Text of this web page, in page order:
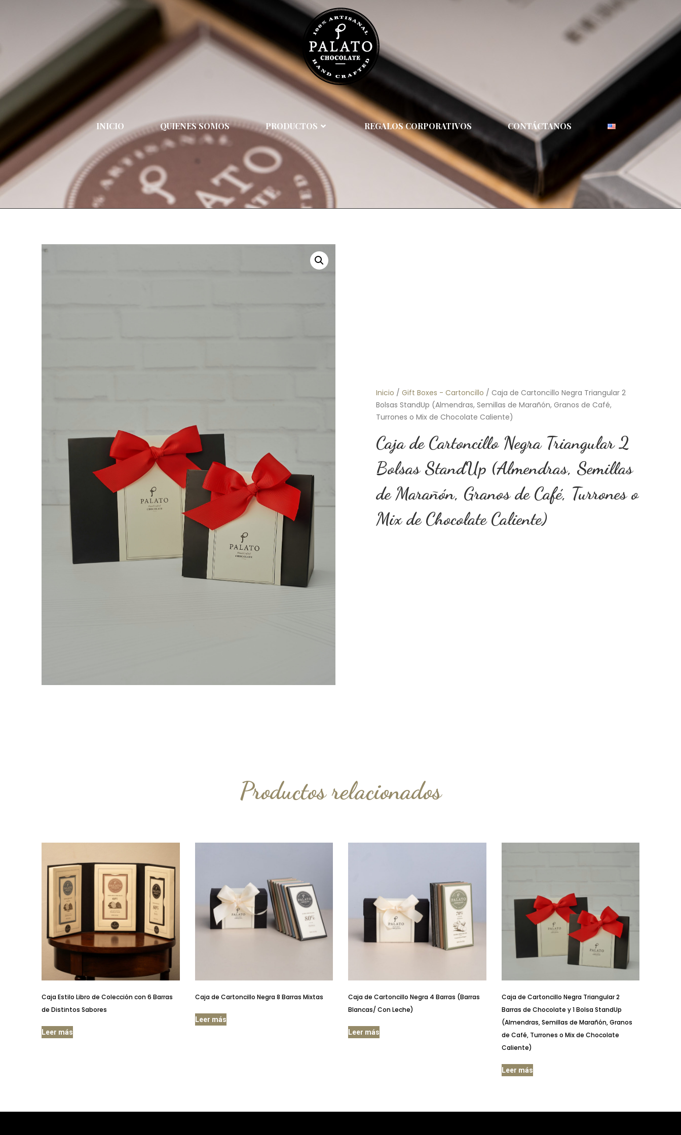
INICIO QUIENES SOMOS PRODUCTOS REGALOS CORPORATIVOS CONTÁCTANOS
Inicio / Gift Boxes - Cartoncillo / Caja de Cartoncillo Negra Triangular 2
Bolsas StandUp (Almendras, Semillas de Marañón, Granos de Café,
Turrones o Mix de Chocolate Caliente)
Caja de Cartoncillo Negra Triangular 2
Bolsas StandUp (Almendras, Semillas
de Marañón, Granos de Café, Turrones o
Mix de Chocolate Caliente)
Productos relacionados
Caja Estilo Libro de Colección con 6 Barras
de Distintos Sabores
Leer más
Caja de Cartoncillo Negra 8 Barras Mixtas
Leer más
Caja de Cartoncillo Negra 4 Barras (Barras
Blancas/ Con Leche)
Leer más
Caja de Cartoncillo Negra Triangular 2
Barras de Chocolate y 1 Bolsa StandUp
(Almendras, Semillas de Marañón, Granos
de Café, Turrones o Mix de Chocolate
Caliente)
Leer más